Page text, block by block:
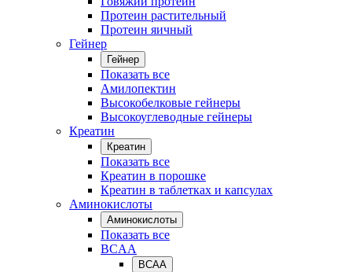
Протеин растительный
Протеин яичный
Гейнер
Гейнер
Показать все
Амилопектин
Высокобелковые гейнеры
Высокоуглеводные гейнеры
Креатин
Креатин
Показать все
Креатин в порошке
Креатин в таблетках и капсулах
Аминокислоты
Аминокислоты
Показать все
BCAA
BCAA